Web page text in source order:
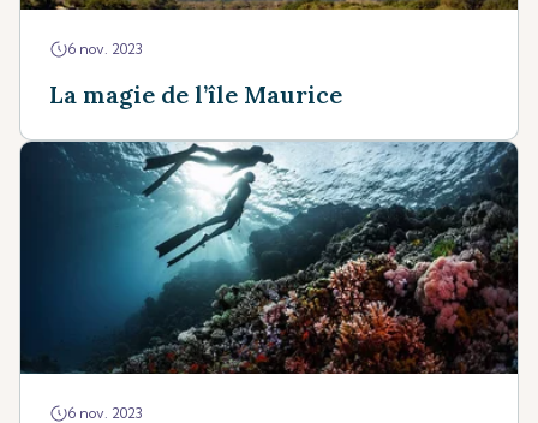
6 nov. 2023
La magie de l’île Maurice
6 nov. 2023